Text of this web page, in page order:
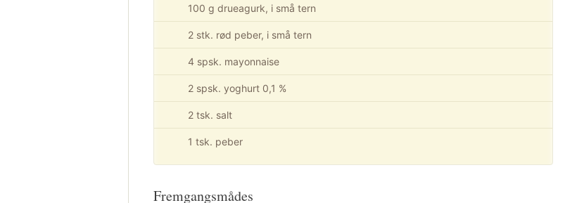
100 g drueagurk, i små tern
2 stk. rød peber, i små tern
4 spsk. mayonnaise
2 spsk. yoghurt 0,1 %
2 tsk. salt
1 tsk. peber
Fremgangsmådes